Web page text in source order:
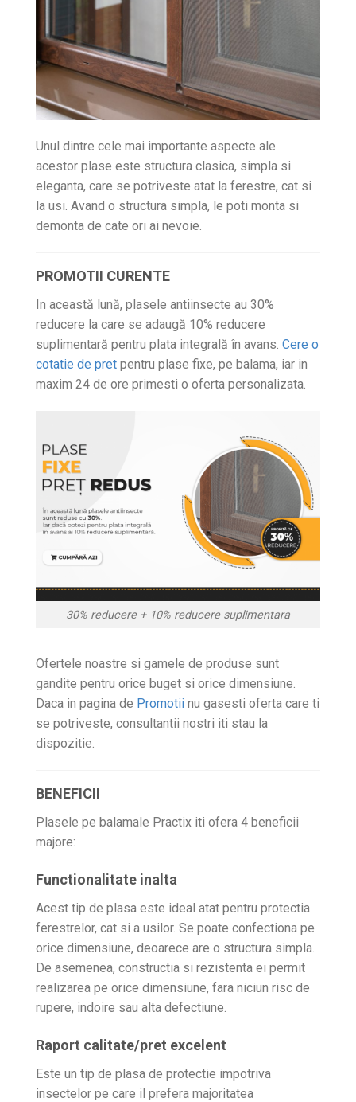
Unul dintre cele mai importante aspecte ale
acestor plase este structura clasica, simpla si
eleganta, care se potriveste atat la ferestre, cat si
la usi. Avand o structura simpla, le poti monta si
demonta de cate ori ai nevoie.
PROMOTII CURENTE
In această lună, plasele antiinsecte au 30%
reducere la care se adaugă 10% reducere
suplimentară pentru plata integrală în avans. Cere o
cotatie de pret pentru plase fixe, pe balama, iar in
maxim 24 de ore primesti o oferta personalizata.
30% reducere + 10% reducere suplimentara
Ofertele noastre si gamele de produse sunt
gandite pentru orice buget si orice dimensiune.
Daca in pagina de Promotii nu gasesti oferta care ti
se potriveste, consultantii nostri iti stau la
dispozitie.
BENEFICII
Plasele pe balamale Practix iti ofera 4 beneficii
majore:
Functionalitate inalta
Acest tip de plasa este ideal atat pentru protectia
ferestrelor, cat si a usilor. Se poate confectiona pe
orice dimensiune, deoarece are o structura simpla.
De asemenea, constructia si rezistenta ei permit
realizarea pe orice dimensiune, fara niciun risc de
rupere, indoire sau alta defectiune.
Raport calitate/pret excelent
Este un tip de plasa de protectie impotriva
insectelor pe care il prefera majoritatea